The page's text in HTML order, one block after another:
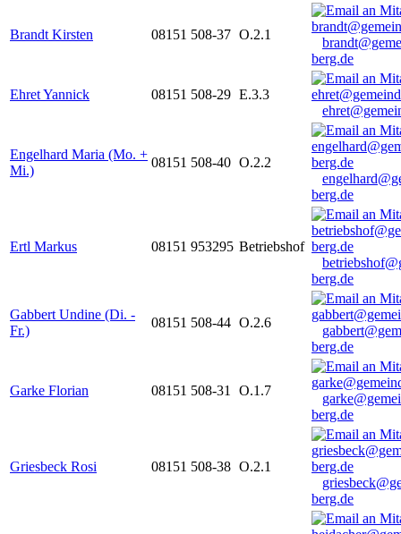
Brandt Kirsten 08151 508-37 O.2.1
berg.de
Ehret Yannick 08151 508-29 E.3.3
Engelhard Maria (Mo. +
Mi.)
08151 508-40 O.2.2
berg.de
Ertl Markus 08151 953295 Betriebshof
berg.de
Gabbert Undine (Di. -
Fr.)
08151 508-44 O.2.6
berg.de
Garke Florian 08151 508-31 O.1.7
berg.de
Griesbeck Rosi 08151 508-38 O.2.1
berg.de